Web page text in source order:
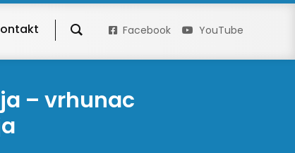
Facebook YouTube
– vrhunac